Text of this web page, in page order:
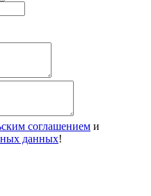
соглашением и
данных!